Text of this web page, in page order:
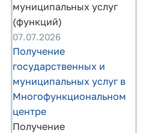
муниципальных услуг
(функций)
07.07.2026
Получение
государственных и
муниципальных услуг в
Многофункциональном
центре
Получение